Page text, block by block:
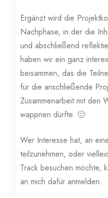
Ergänzt wird die
Nachphase, in der die
und abschließend
haben wir ein ganz
beisammen, das die
für die anschließende
Zusammenarbeit mit den
wappnen dürfte. 🙂
Wer Interesse hat, an
teilzunehmen, oder
Track besuchen möchte,
an mich dafür anmelden.